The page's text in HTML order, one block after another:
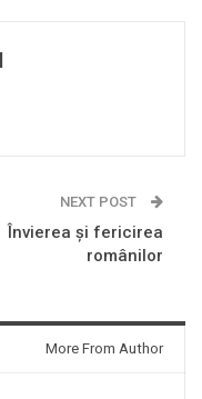
NEXT POST
Învierea și fericirea
românilor
More From Author